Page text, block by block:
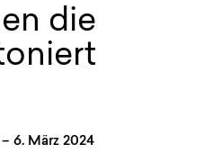
die
– 6. März 2024